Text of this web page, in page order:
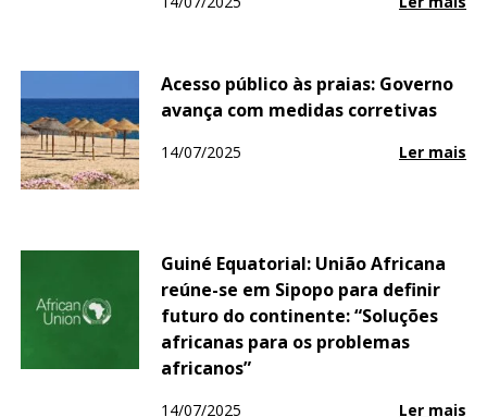
Acesso público às praias: Governo
avança com medidas corretivas
14/07/2025 Ler mais
Guiné Equatorial: União Africana
reúne-se em Sipopo para definir
futuro do continente: “Soluções
africanas para os problemas
africanos”
14/07/2025 Ler mais